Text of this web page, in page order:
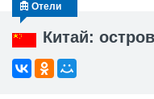
Китай:
Отели